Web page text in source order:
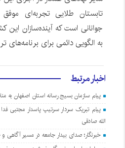
تابستان طلایی تجربه‌ای
جوانانی است که آینده‌سازان این
به الگویی دائمی برای برنامه‌های
اخبار مرتبط
پیام سازمان بسیج رسانه استان اصفهان به
پیام تبریک سردار سرتیپ پاسدار مجتبی
الله صادقی
خبرنگار؛ صدای بیدار جامعه در مسیر آگاهی